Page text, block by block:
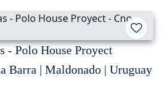
- Polo House Proyect
Barra | Maldonado | Uruguay